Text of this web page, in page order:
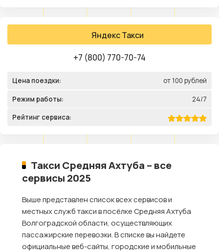
Яндекс Такси
+7 (800) 770-70-74
Цена поездки: от 100 рублей
Режим работы: 24/7
Рейтинг сервиса:
Такси Средняя Ахтуба – все
сервисы 2025
Выше представлен список всех сервисов и
местных служб такси в посёлке Средняя Ахтуба
Волгоградской области, осуществляющих
пассажирские перевозки. В списке вы найдете
официальные веб-сайты, городские и мобильные